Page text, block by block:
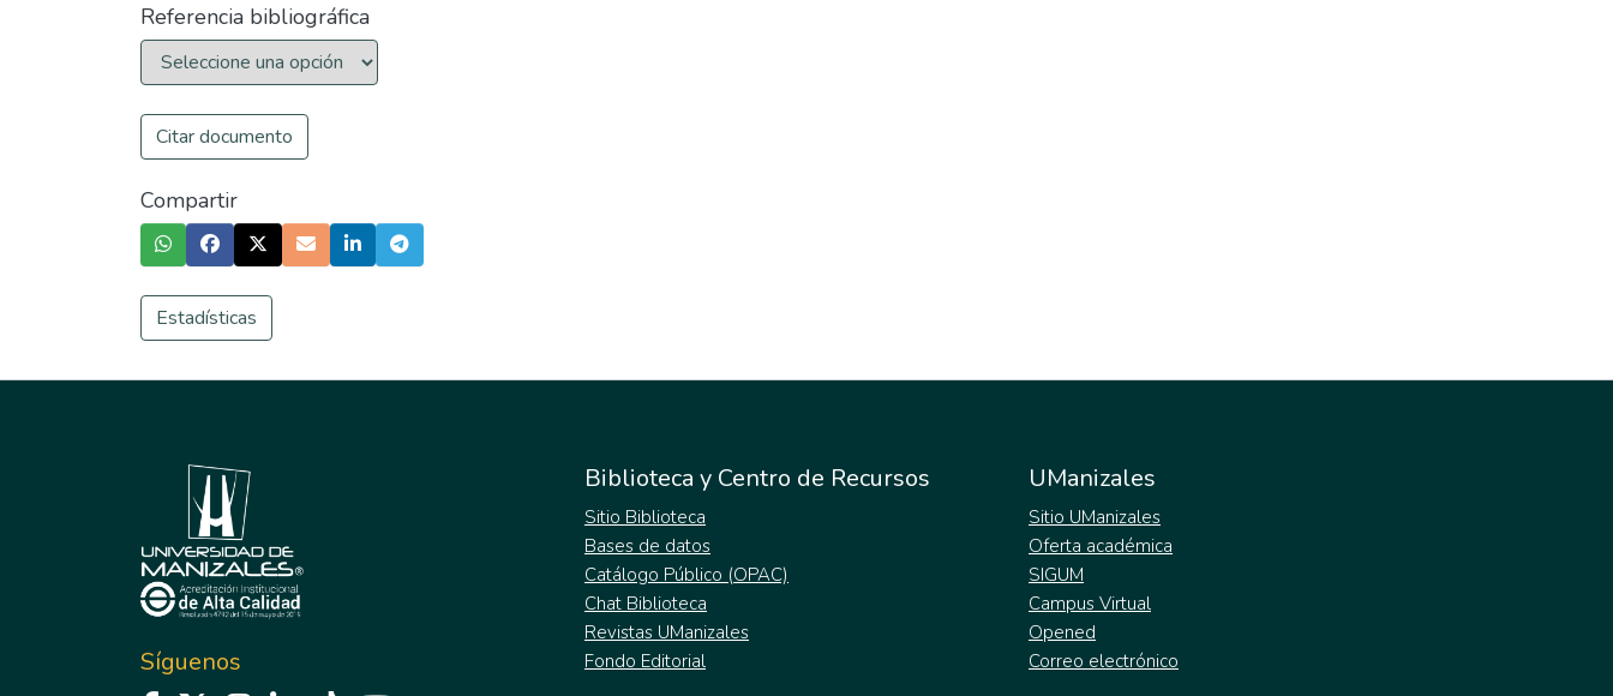
Referencia bibliográfica
Citar documento
Compartir
Estadísticas
Síguenos
Biblioteca y Centro de Recursos
Sitio Biblioteca
Bases de datos
Catálogo Público (OPAC)
Chat Biblioteca
Revistas UManizales
Fondo Editorial
UManizales
Sitio UManizales
Oferta académica
SIGUM
Campus Virtual
Opened
Correo electrónico